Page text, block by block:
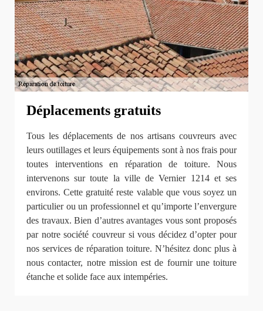
Déplacements gratuits
Tous les déplacements de nos artisans couvreurs avec
leurs outillages et leurs équipements sont à nos frais pour
toutes interventions en réparation de toiture. Nous
intervenons sur toute la ville de Vernier 1214 et ses
environs. Cette gratuité reste valable que vous soyez un
particulier ou un professionnel et qu’importe l’envergure
des travaux. Bien d’autres avantages vous sont proposés
par notre société couvreur si vous décidez d’opter pour
nos services de réparation toiture. N’hésitez donc plus à
nous contacter, notre mission est de fournir une toiture
étanche et solide face aux intempéries.